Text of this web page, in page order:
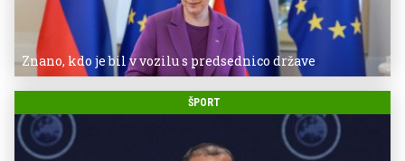
Znano, kdo je bil v vozilu s predsednico države
ŠPORT